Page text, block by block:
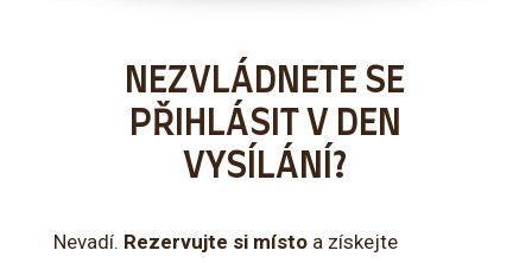
NEZVLÁDNETE SE
PŘIHLÁSIT V DEN
VYSÍLÁNÍ?
Nevadí. Rezervujte si místoa získejte